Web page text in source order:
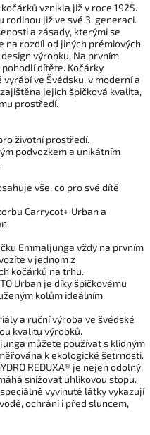
vznikla již v roce 1925.
rodinou již ve své 3. generaci.
a zásady, kterými se
na rozdíl od jiných prémiových
výrobku. Na prvním
dítěte. Kočárky
ve Švédsku, v moderní a
jejich špičková kvalita,
prostředí.
životní prostředí.
podvozkem a unikátním
vše, co pro své dítě
Carrycot+ Urban a
Emmaljunga vždy na prvním
v jednom z
kočárků na trhu.
Urban je díky špičkovému
kolům ideálním
a ruční výroba ve švédské
kvalitu výrobků.
můžete používat s klidným
k ekologické šetrnosti.
REDUXA® je nejen odolný,
snižovat uhlíkovou stopu.
vyvinuté látky vykazují
ochrání i před sluncem,